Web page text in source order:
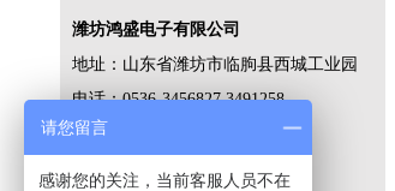
潍坊鸿盛电子有限公司
地址：山东省潍坊市临朐县西城工业园
电话：0536-3456827 3491258
传真：0536-3491339
手机：13953690006
请您留言
感谢您的关注，当前客服人员不在